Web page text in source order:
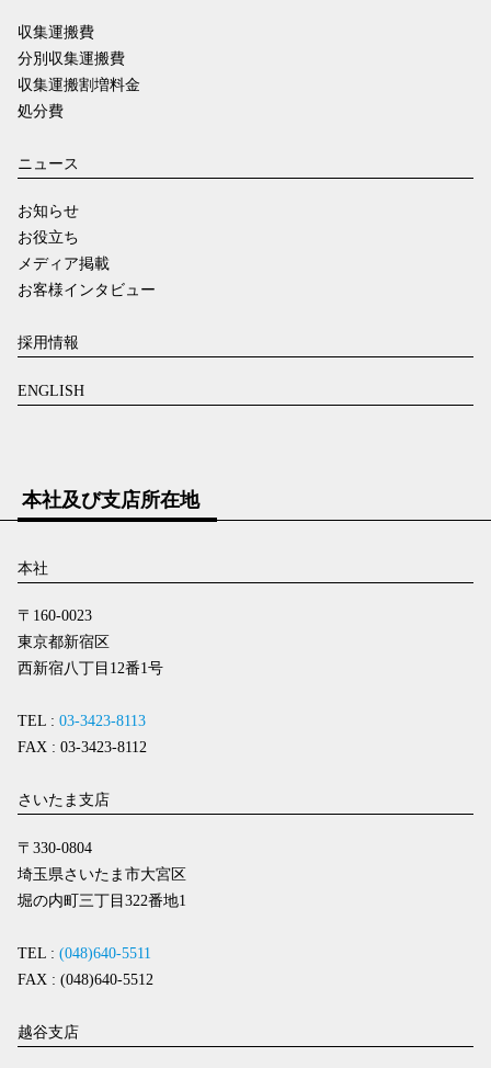
収集運搬費
分別収集運搬費
収集運搬割増料金
処分費
ニュース
お知らせ
お役立ち
メディア掲載
お客様インタビュー
採用情報
ENGLISH
本社及び支店所在地
本社
〒160-0023
東京都新宿区
西新宿八丁目12番1号
TEL : 03-3423-8113
FAX : 03-3423-8112
さいたま支店
〒330-0804
埼玉県さいたま市大宮区
堀の内町三丁目322番地1
TEL : (048)640-5511
FAX : (048)640-5512
越谷支店